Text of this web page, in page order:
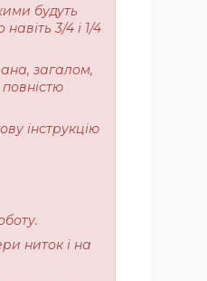
будуть
3/4 і 1/4
загалом,
інструкцію
ниток і на